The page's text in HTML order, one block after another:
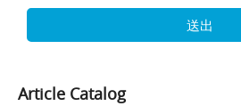
送出
Article Catalog